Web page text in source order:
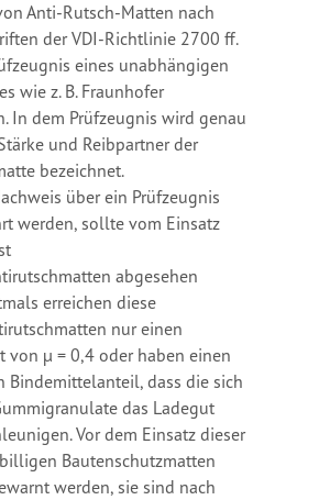
Anti-Rutsch-Matten nach
der VDI-Richtlinie 2700 ff.
eines unabhängigen
wie z. B. Fraunhofer
In dem Prüfzeugnis wird genau
und Reibpartner der
bezeichnet.
über ein Prüfzeugnis
werden, sollte vom Einsatz
abgesehen
erreichen diese
nur einen
von µ = 0,4 oder haben einen
Bindemittelanteil, dass die sich
das Ladegut
Vor dem Einsatz dieser
Bautenschutzmatten
werden, sie sind nach